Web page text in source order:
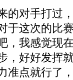
对手打过
于这次的比
，我感觉现
，好好发挥
准点就行了